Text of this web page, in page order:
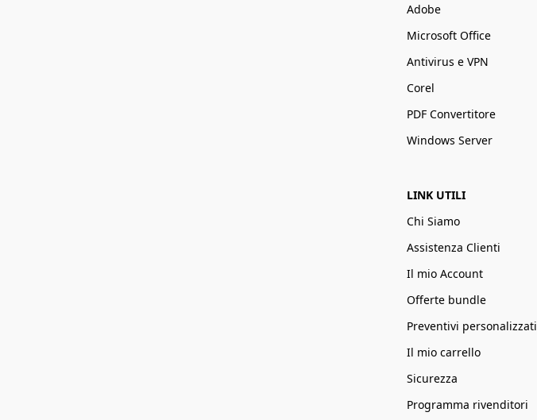
Adobe
Microsoft Office
Antivirus e VPN
Corel
PDF Convertitore
Windows Server
LINK UTILI
Chi Siamo
Assistenza Clienti
Il mio Account
Offerte bundle
Preventivi personalizzati
Il mio carrello
Sicurezza
Programma rivenditori